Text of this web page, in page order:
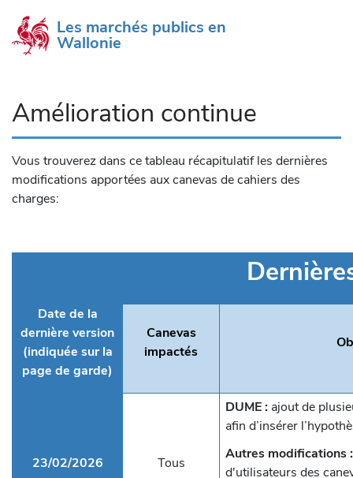
Les marchés publics en
Wallonie
Amélioration continue
Vous trouverez dans ce tableau récapitulatif les dernières
modifications apportées aux canevas de cahiers des
charges:
Date de la
dernière version
(indiquée sur la
page de garde)
Canevas
impactés
23/02/2026 Tous
DUME : ajout de
afin d’insérer
Autres modifications
d'utilisateurs des